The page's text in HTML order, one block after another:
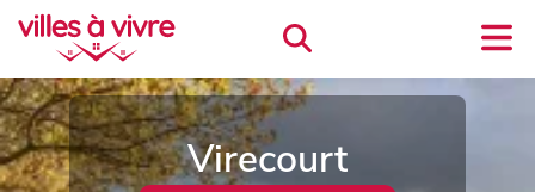
Virecourt